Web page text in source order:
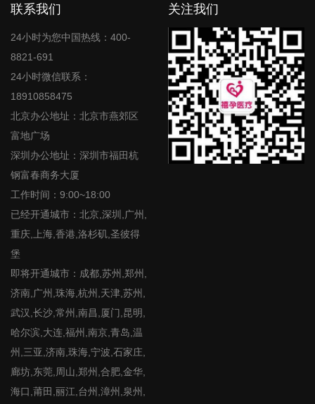
联系我们
24小时为您中国热线：400-
8821-691
24小时微信联系：
18910858475
北京办公地址：北京市燕郊区
富地广场
深圳办公地址：深圳市福田杭
钢富春商务大厦
工作时间：9:00~18:00
已经开通城市：北京,深圳,广州,
重庆,上海,香港,洛杉矶,圣彼得
堡
即将开通城市：成都,苏州,郑州,
济南,广州,珠海,杭州,天津,苏州,
武汉,长沙,常州,南昌,厦门,昆明,
哈尔滨,大连,福州,南京,青岛,温
州,三亚,济南,珠海,宁波,石家庄,
廊坊,东莞,周山,郑州,合肥,金华,
海口,莆田,丽江,台州,漳州,泉州,
关注我们